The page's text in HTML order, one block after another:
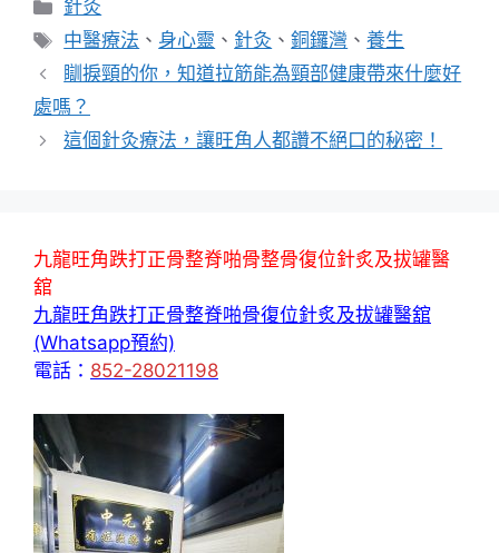
類
針灸
標
籤
中醫療法 、 身心靈 、 針灸 、銅鑼灣 、養生
瞓捩頸的你，知道拉筋能為頸部健康帶來什麼好
處嗎？
這個針灸療法，讓旺角人都讚不絕口的秘密！
九龍旺角跌打正骨整脊啪骨整骨復位針炙及拔罐醫
舘
九龍旺角跌打正骨整脊啪骨復位針炙及拔罐醫舘
(Whatsapp預約)
電話： 852-28021198